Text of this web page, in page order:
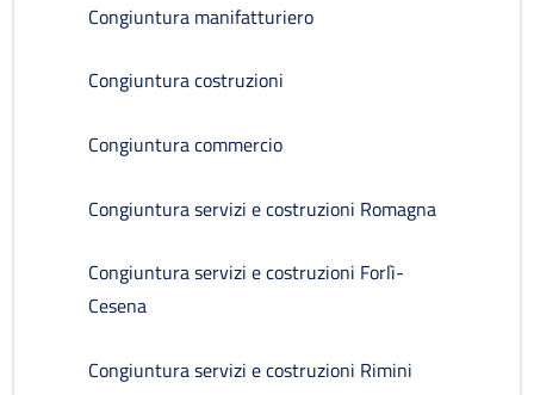
Congiuntura manifatturiero
Congiuntura costruzioni
Congiuntura commercio
Congiuntura servizi e costruzioni Romagna
Congiuntura servizi e costruzioni Forlì-
Cesena
Congiuntura servizi e costruzioni Rimini